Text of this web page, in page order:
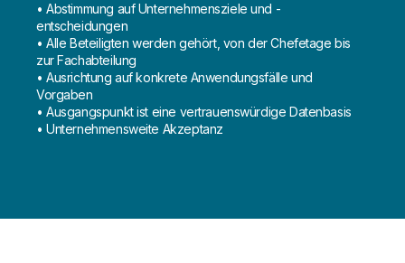
• Abstimmung auf Unternehmensziele und -
entscheidungen
• Alle Beteiligten werden gehört, von der Chefetage bis
zur Fachabteilung
• Ausrichtung auf konkrete Anwendungsfälle und
Vorgaben
• Ausgangspunkt ist eine vertrauenswürdige Datenbasis
• Unternehmensweite Akzeptanz